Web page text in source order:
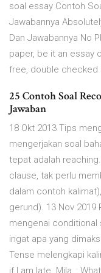
soal essay Contoh
Jawabannya
Dan Jawabannya No
paper, be it an essay
free, double checked
25 Contoh Soal
Jawaban
18 Okt 2013 Tips
mengerjakan soal
tepat adalah
clause, tak perlu
dalam contoh
gerund). 13 Nov 2019
mengenai conditional
ingat apa yang
Tense melengkapi